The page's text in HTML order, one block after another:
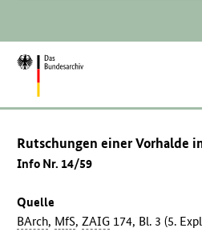
Zur
Rutschungen einer Vorhalde
Info Nr. 14/59
Quelle
BArch, MfS,ZAIG 174, Bl. 3 (5.